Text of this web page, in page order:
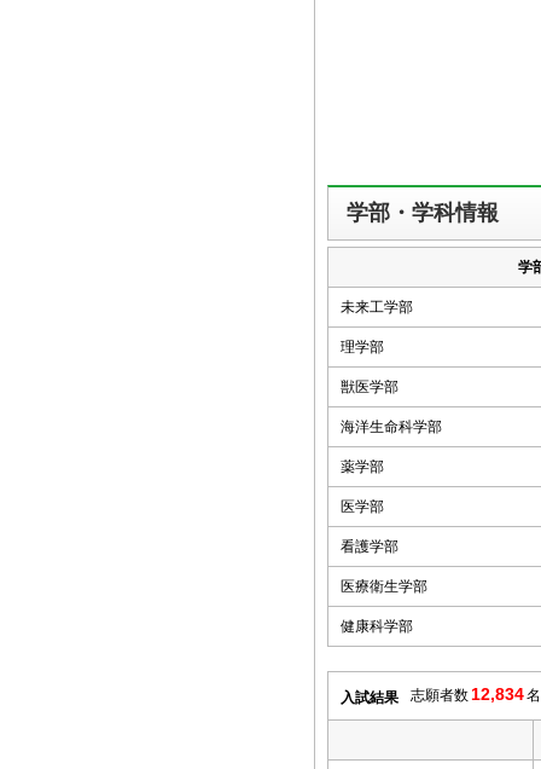
学部・学科情報
学
未来工学部
理学部
獣医学部
海洋生命科学部
薬学部
医学部
看護学部
医療衛生学部
健康科学部
入試結果 志願者数 12,834